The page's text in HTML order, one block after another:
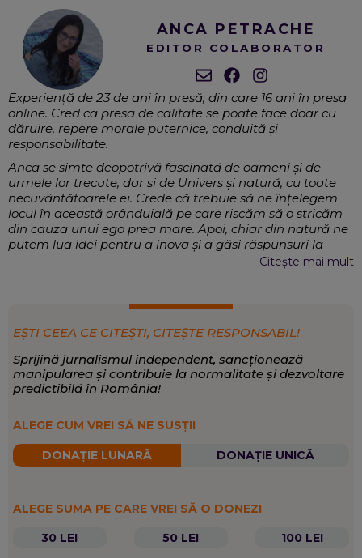
ANCA PETRACHE
EDITOR COLABORATOR
Experiență de 23 de ani în presă, din care 16 ani în presa
online. Cred ca presa de calitate se poate face doar cu
dăruire, repere morale puternice, conduită și
responsabilitate.
Anca se simte deopotrivă fascinată de oameni și de
urmele lor trecute, dar și de Univers și natură, cu toate
necuvântătoarele ei. Crede că trebuie să ne înțelegem
locul în această orânduială pe care riscăm să o stricăm
din cauza unui ego prea mare. Apoi, chiar din natură ne
putem lua idei pentru a inova și a găsi răspunsuri la
multe întrebări. Este interesată de inovație și tehnică, de
EXPERTIZĂ:Externe, Magazin, Sănătate, Mediu, Știință
SCRIE DESPRE: Magazin și știință Sănătate Timp liber
Citește mai mult
EȘTI CEEA CE CITEȘTI, CITEȘTE RESPONSABIL!
Sprijină jurnalismul independent, sancționează
manipularea și contribuie la normalitate și dezvoltare
predictibilă în România!
ALEGE CUM VREI SĂ NE SUSȚII
DONAȚIE LUNARĂ DONAȚIE UNICĂ
ALEGE SUMA PE CARE VREI SĂ O DONEZI
30 LEI
50 LEI 100 LEI